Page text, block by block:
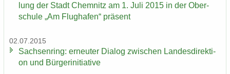
lung der Stadt Chem­nitz am 1. Juli 2015 in der Ober­
schu­le „Am Flug­ha­fen“ prä­sent
02.07.2015
Sach­sen­ring: er­neu­ter Dia­log zwi­schen Lan­des­di­rek­ti­
on und Bür­ger­initia­ti­ve